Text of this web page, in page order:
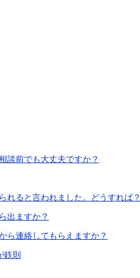
談前でも大丈夫ですか？
れると言われました。どうすれば？
出ますか？
ら連絡してもらえますか？
鉄則